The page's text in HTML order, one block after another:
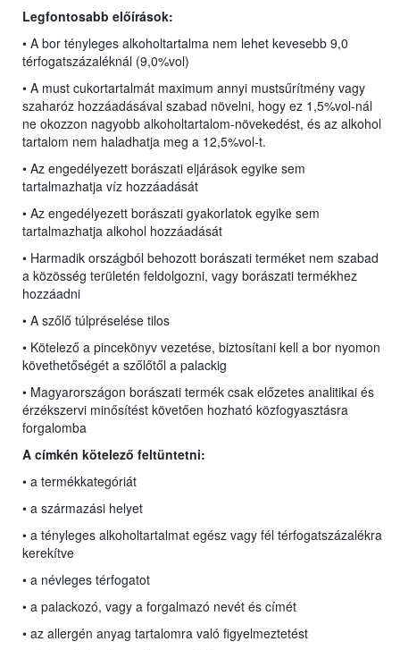
Legfontosabb előírások:
• A bor tényleges alkoholtartalma nem lehet kevesebb 9,0
térfogatszázaléknál (9,0%vol)
• A must cukortartalmát maximum annyi mustsűrítmény vagy
szaharóz hozzáadásával szabad növelni, hogy ez 1,5%vol-nál
ne okozzon nagyobb alkoholtartalom-növekedést, és az alkohol
tartalom nem haladhatja meg a 12,5%vol-t.
• Az engedélyezett borászati eljárások egyike sem
tartalmazhatja víz hozzáadását
• Az engedélyezett borászati gyakorlatok egyike sem
tartalmazhatja alkohol hozzáadását
• Harmadik országból behozott borászati terméket nem szabad
a közösség területén feldolgozni, vagy borászati termékhez
hozzáadni
• A szőlő túlpréselése tilos
• Kötelező a pincekönyv vezetése, biztosítani kell a bor nyomon
követhetőségét a szőlőtől a palackig
• Magyarországon borászati termék csak előzetes analitikai és
érzékszervi minősítést követően hozható közfogyasztásra
forgalomba
A címkén kötelező feltüntetni:
• a termékkategóriát
• a származási helyet
• a tényleges alkoholtartalmat egész vagy fél térfogatszázalékra
kerekítve
• a névleges térfogatot
• a palackozó, vagy a forgalmazó nevét és címét
• az allergén anyag tartalomra való figyelmeztetést